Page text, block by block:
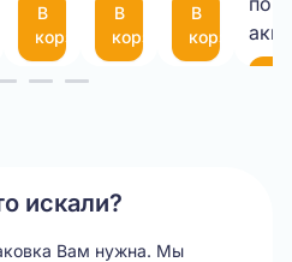
(300*200мм)
В
корзину
В
корзину
35
см
В
корзину
искали?
Вам нужна. Мы